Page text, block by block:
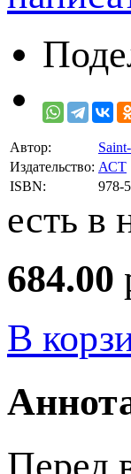
Автор:
Издательство: АСТ
ISBN:
978-
есть в
684.00
В